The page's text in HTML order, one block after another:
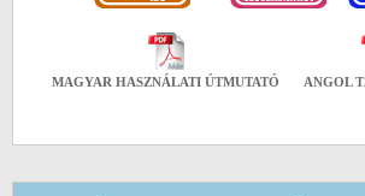
MAGYAR HASZNÁLATI ÚTMUTATÓ ANGOL